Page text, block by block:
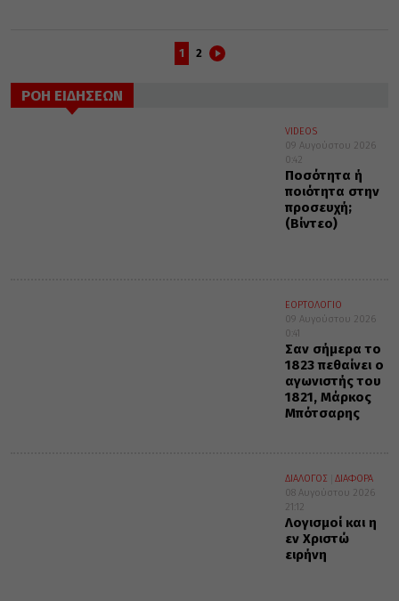
1 2
ΡΟΗ ΕΙΔΗΣΕΩΝ
VIDEOS
09 Αυγούστου 2026
0:42
Ποσότητα ή
ποιότητα στην
προσευχή;
(Βίντεο)
ΕΟΡΤΟΛΟΓΙΟ
09 Αυγούστου 2026
0:41
Σαν σήμερα το
1823 πεθαίνει ο
αγωνιστής του
1821, Μάρκος
Μπότσαρης
ΔΙΑΛΟΓΟΣ
ΔΙΑΦΟΡΑ
08 Αυγούστου 2026
21:12
Λογισμοί και η
εν Χριστώ
ειρήνη